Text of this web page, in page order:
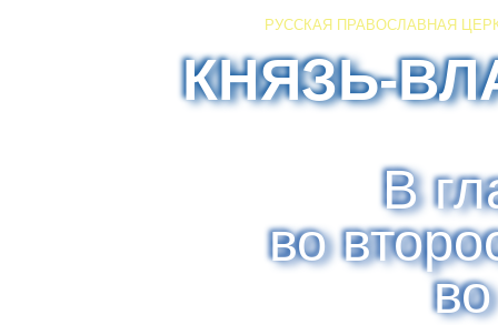
РУССКАЯ ПРАВОСЛАВНАЯ
КНЯЗЬ-
В
во